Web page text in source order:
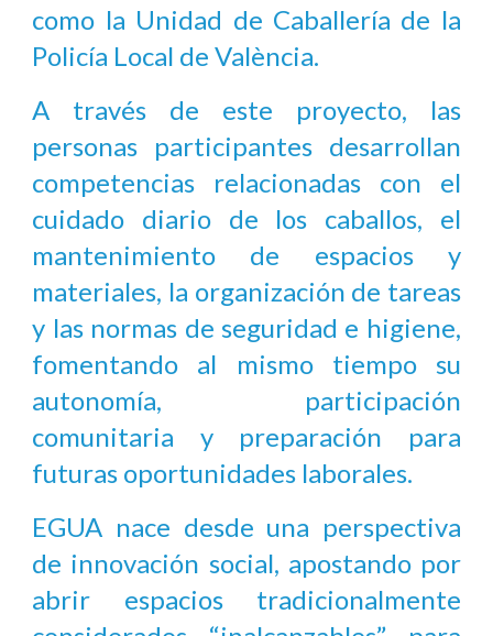
como la Unidad de Caballería de la
Policía Local de València.
A través de este proyecto, las
personas participantes desarrollan
competencias relacionadas con el
cuidado diario de los caballos, el
mantenimiento de espacios y
materiales, la organización de tareas
y las normas de seguridad e higiene,
fomentando al mismo tiempo su
autonomía, participación
comunitaria y preparación para
futuras oportunidades laborales.
EGUA nace desde una perspectiva
de innovación social, apostando por
abrir espacios tradicionalmente